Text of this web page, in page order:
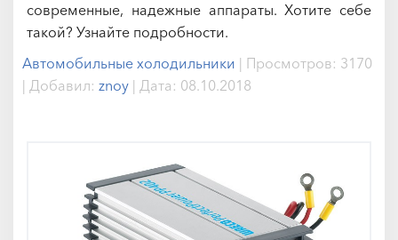
современные, надежные аппараты. Хотите себе
такой? Узнайте подробности.
Автомобильные холодильники | Просмотров: 3170
| Добавил: znoy | Дата: 08.10.2018